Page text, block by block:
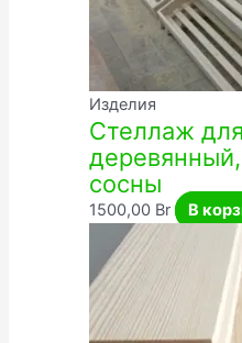
Изделия
Стеллаж
сосны
1500,00 Br В